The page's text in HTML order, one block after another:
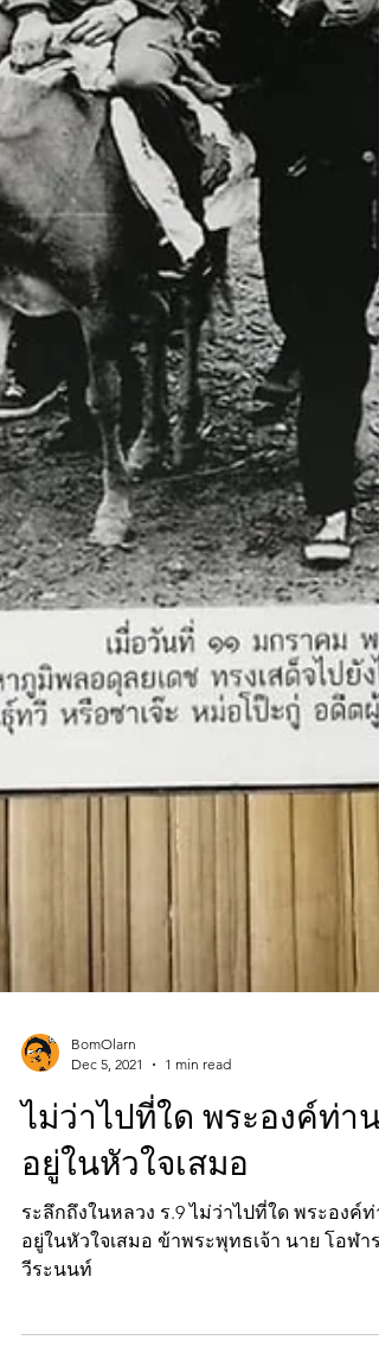
BomOlarn
Dec 5, 2021
1 min read
ไม่ว่าไปที่ใด พระองค์ท่าน
อยู่ในหัวใจเสมอ